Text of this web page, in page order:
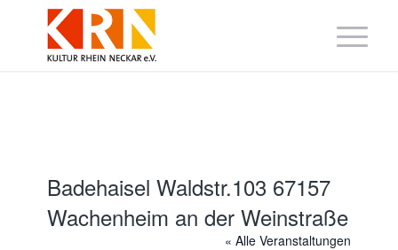
Badehaisel Waldstr.103 67157
Wachenheim an der Weinstraße
« Alle Veranstaltungen